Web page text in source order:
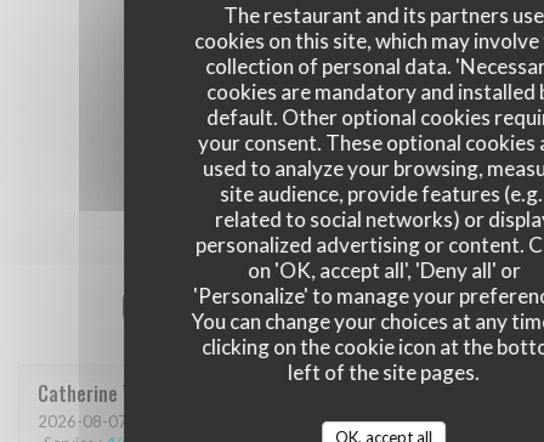
The restaurant and its partners use
cookies on this site, which may
collection of personal data.
cookies are mandatory and installed
default. Other optional cookies
your consent. These optional cookies
used to analyze your browsing,
site audience, provide features
related to social networks) or
personalized advertising or content.
on 'OK, accept all', 'Deny all' or
'Personalize' to manage your
You can change your choices at any
clicking on the cookie icon at the
left of the site pages.
OK, accept all
Our customer ratings
Catherine V
2026-08-07